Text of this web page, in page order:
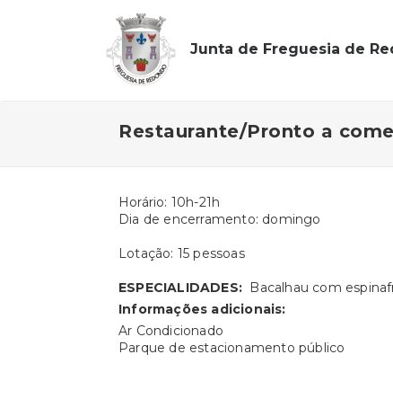
Junta de Freguesia de
Restaurante/Pronto a
Horário: 10h-21h
Dia de encerramento: domingo
Lotação: 15 pessoas
ESPECIALIDADES: Bacalhau com
Informações adicionais:
Ar Condicionado
Parque de estacionamento público